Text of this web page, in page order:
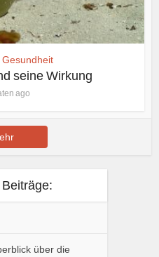
Gesundheit
seine Wirkung
ago
über die